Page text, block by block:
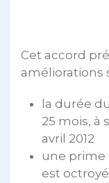
Cet accord
améliorations
la durée
25 mois, à
avril 2012
une prime
est